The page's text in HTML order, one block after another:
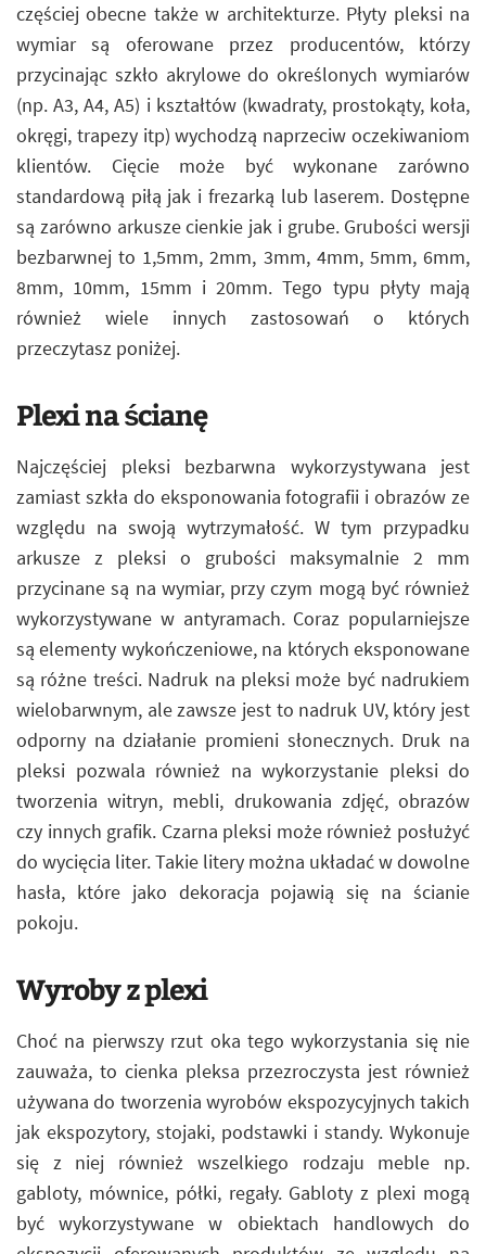
częściej obecne także w architekturze. Płyty pleksi na
wymiar są oferowane przez producentów, którzy
przycinając szkło akrylowe do określonych wymiarów
(np. A3, A4, A5) i kształtów (kwadraty, prostokąty, koła,
okręgi, trapezy itp) wychodzą naprzeciw oczekiwaniom
klientów. Cięcie może być wykonane zarówno
standardową piłą jak i frezarką lub laserem. Dostępne
są zarówno arkusze cienkie jak i grube. Grubości wersji
bezbarwnej to 1,5mm, 2mm, 3mm, 4mm, 5mm, 6mm,
8mm, 10mm, 15mm i 20mm. Tego typu płyty mają
również wiele innych zastosowań o których
przeczytasz poniżej.
Plexi na ścianę
Najczęściej pleksi bezbarwna wykorzystywana jest
zamiast szkła do eksponowania fotografii i obrazów ze
względu na swoją wytrzymałość. W tym przypadku
arkusze z pleksi o grubości maksymalnie 2 mm
przycinane są na wymiar, przy czym mogą być również
wykorzystywane w antyramach. Coraz popularniejsze
są elementy wykończeniowe, na których eksponowane
są różne treści. Nadruk na pleksi może być nadrukiem
wielobarwnym, ale zawsze jest to nadruk UV, który jest
odporny na działanie promieni słonecznych. Druk na
pleksi pozwala również na wykorzystanie pleksi do
tworzenia witryn, mebli, drukowania zdjęć, obrazów
czy innych grafik. Czarna pleksi może również posłużyć
do wycięcia liter. Takie litery można układać w dowolne
hasła, które jako dekoracja pojawią się na ścianie
pokoju.
Wyroby z plexi
Choć na pierwszy rzut oka tego wykorzystania się nie
zauważa, to cienka pleksa przezroczysta jest również
używana do tworzenia wyrobów ekspozycyjnych takich
jak ekspozytory, stojaki, podstawki i standy. Wykonuje
się z niej również wszelkiego rodzaju meble np.
gabloty, mównice, półki, regały. Gabloty z plexi mogą
być wykorzystywane w obiektach handlowych do